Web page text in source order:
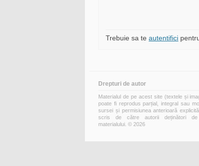
Trebuie sa teautentifici
Drepturi de autor
Materialul de pe acest site (textele și
poate fi reprodus parțial, integral sau
sursei și permisiunea anterioară
scris de către autorii deținători de
materialului. © 2026